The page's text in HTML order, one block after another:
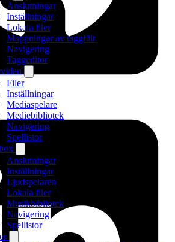
Anslutningar
Inställningar
Lokala filer
Mappningar av taggfält
Navigering
Taggeditor
Filer
Inställningar
Mediaspelare
Mediebibliotek
Navigering
Spellistor
Anslutningar
Inställningar
Ljudspelaren
Lokala filer
Musikbibliotek
Navigering
Spellistor